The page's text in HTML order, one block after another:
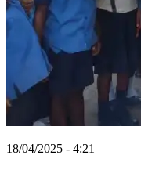
18/04/2025 - 4:21